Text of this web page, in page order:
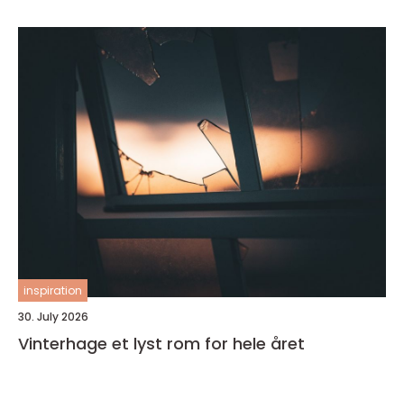
inspiration
30. July 2026
Vinterhage et lyst rom for hele året